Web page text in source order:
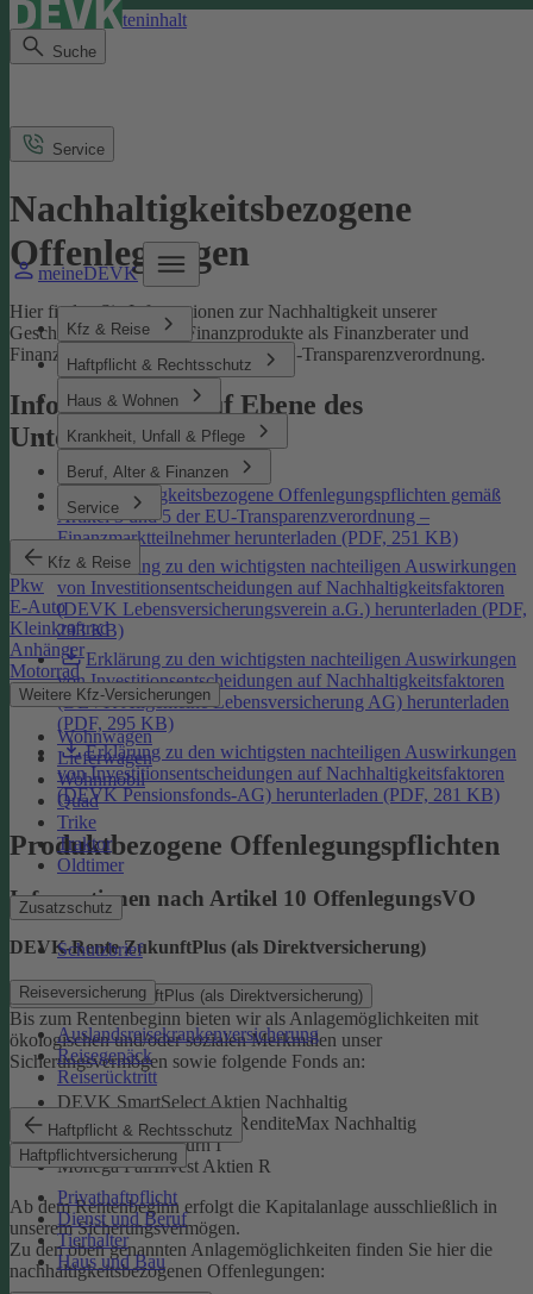
Direkt zum Seiteninhalt
Suche
meineDEVK
Kfz & Reise
Haftpflicht & Rechtsschutz
Haus & Wohnen
Krankheit, Unfall & Pflege
Beruf, Alter & Finanzen
Service
Kfz & Reise
Pkw
E-Auto
Kleinkraftrad
Anhänger
Motorrad
Weitere Kfz-Versicherungen
Wohnwagen
Lieferwagen
Wohnmobil
Quad
Trike
Traktor
Oldtimer
Zusatzschutz
Schutzbrief
Reiseversicherung
Auslandsreisekrankenversicherung
Reisegepäck
Reiserücktritt
Haftpflicht & Rechtsschutz
Haftpflichtversicherung
Privathaftpflicht
Dienst und Beruf
Tierhalter
Haus und Bau
Service
Nachhaltigkeitsbezogene
Offenlegungen
Hier finden Sie Informationen zur Nachhaltigkeit unserer
Geschäftsprozesse und Finanzprodukte als Finanzberater und
Finanzmarktteilnehmer gemäß der EU-Transparenzverordnung.
Informationen auf Ebene des
Unternehmens
Nachhaltigkeitsbezogene Offenlegungspflichten gemäß
Artikel 3 und 5 der EU-Transparenzverordnung –
Finanzmarktteilnehmer herunterladen (PDF, 251 KB)
Erklärung zu den wichtigsten nachteiligen Auswirkungen
von Investitionsentscheidungen auf Nachhaltigkeitsfaktoren
(DEVK Lebensversicherungsverein a.G.) herunterladen (PDF,
293 KB)
Erklärung zu den wichtigsten nachteiligen Auswirkungen
von Investitionsentscheidungen auf Nachhaltigkeitsfaktoren
(DEVK Allgemeine Lebensversicherung AG) herunterladen
(PDF, 295 KB)
Erklärung zu den wichtigsten nachteiligen Auswirkungen
von Investitionsentscheidungen auf Nachhaltigkeitsfaktoren
(DEVK Pensionsfonds-AG) herunterladen (PDF, 281 KB)
Produktbezogene Offenlegungspflichten
Informationen nach Artikel 10 OffenlegungsVO
DEVK-Rente ZukunftPlus (als Direktversicherung)
DEVK-Rente ZukunftPlus (als Direktversicherung)
Bis zum Rentenbeginn bieten wir als Anlagemöglichkeiten mit
ökologischen und/oder sozialen Merkmalen unser
Sicherungsvermögen sowie folgende Fonds an:
DEVK SmartSelect Aktien Nachhaltig
DEVK-Anlagekonzept RenditeMax Nachhaltig
Lupus Alpha Return I
Monega FairInvest Aktien R
Ab dem Rentenbeginn erfolgt die Kapitalanlage ausschließlich in
unserem Sicherungsvermögen.
Zu den oben genannten Anlagemöglichkeiten finden Sie hier die
nachhaltigkeitsbezogenen Offenlegungen: